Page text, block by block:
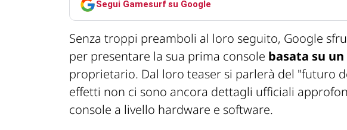
Segui Gamesurf su Google
Senza troppi preamboli al loro seguito, Google
per presentare la sua prima console basata su
proprietario. Dal loro teaser si parlerà del "futuro
effetti non ci sono ancora dettagli ufficiali
console a livello hardware e software.